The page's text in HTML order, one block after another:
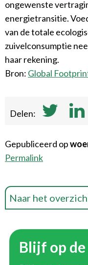
ongewenste
energietransitie.
van de totale
zuivelconsumptie
haar rekening.
Bron: Global
Delen:
Gepubliceerd op
Permalink
Naar het
Blijf op